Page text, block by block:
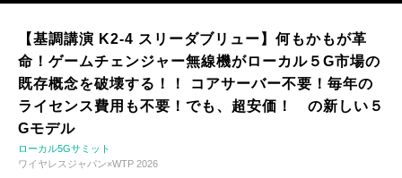
【基調講演 K2-4 スリーダブリュー】何もかもが革
命！ゲームチェンジャー無線機がローカル５G市場の
既存概念を破壊する！！ コアサーバー不要！毎年の
ライセンス費用も不要！でも、超安価！ の新しい５
Gモデル
ローカル5Gサミット
ワイヤレスジャパン×WTP 2026